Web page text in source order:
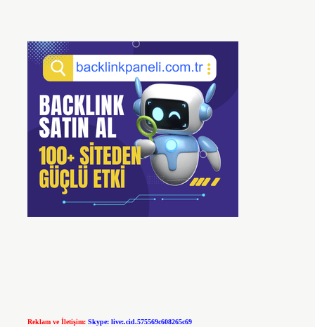
Reklam ve İletişim: Skype: live:.cid.575569c608265c69